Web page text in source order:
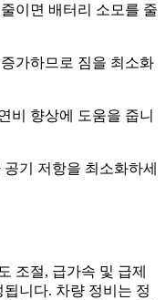
이면 배터리 소모를 줄
가하므로 짐을 최소화
비 향상에 도움을 줍니
기 저항을 최소화하세
조절, 급가속 및 급제
니다. 차량 정비는 정